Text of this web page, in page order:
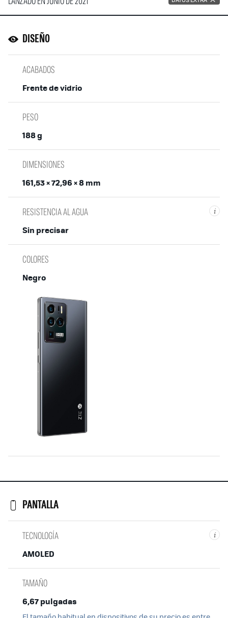
DISEÑO
ACABADOS
Frente de vidrio
PESO
188 g
DIMENSIONES
161,53 × 72,96 × 8 mm
i
RESISTENCIA AL AGUA
Sin precisar
COLORES
Negro
PANTALLA
i
TECNOLOGÍA
AMOLED
TAMAÑO
6,67 pulgadas